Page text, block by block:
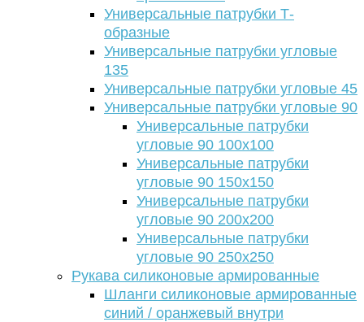
Универсальные патрубки Т-
образные
Универсальные патрубки угловые
135
Универсальные патрубки угловые 45
Универсальные патрубки угловые 90
Универсальные патрубки
угловые 90 100х100
Универсальные патрубки
угловые 90 150х150
Универсальные патрубки
угловые 90 200х200
Универсальные патрубки
угловые 90 250х250
Рукава силиконовые армированные
Шланги силиконовые армированные
синий / оранжевый внутри